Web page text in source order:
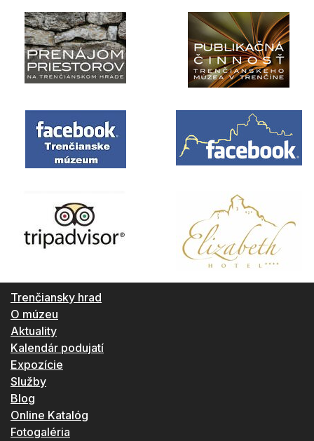
Trenčiansky hrad
O múzeu
Aktuality
Kalendár podujatí
Expozície
Služby
Blog
Online Katalóg
Fotogaléria